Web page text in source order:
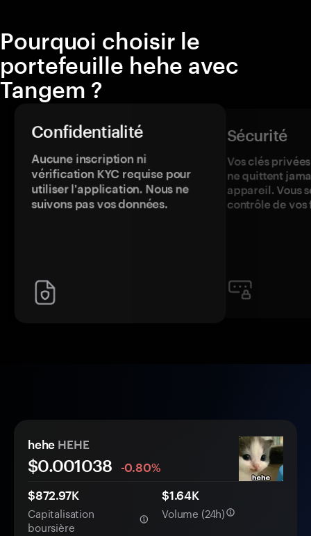
Pourquoi choisir le
portefeuille hehe avec
Tangem ?
Confidentialité
Aucune inscription ni
vérification KYC requise pour
utiliser l'application. Nous ne
suivons pas vos données.
Sécurité
Vos clés
ne quittent
appareil. Vous
contrôle de vos
hehe HEHE
$0.001038
-0.80%
$872.97K
Capitalisation
boursière
$1.64K
Volume (24h)